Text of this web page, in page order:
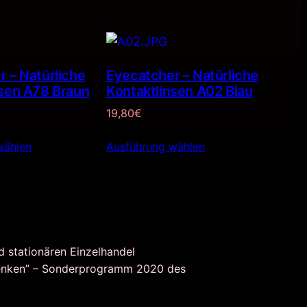
– Natürliche
A78 Braun
Eyecatcher – Natürliche
Kontaktlinsen A02 Blau
19,80€
Ausführung wählen
stationären Einzelhandel
– Sonderprogramm 2020 des